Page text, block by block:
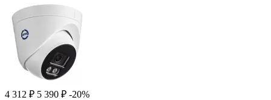
4 312 ₽ 5 390 ₽ -20%